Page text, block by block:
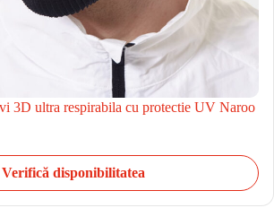
3D ultra respirabila cu protectie UV Naroo
Verifică disponibilitatea